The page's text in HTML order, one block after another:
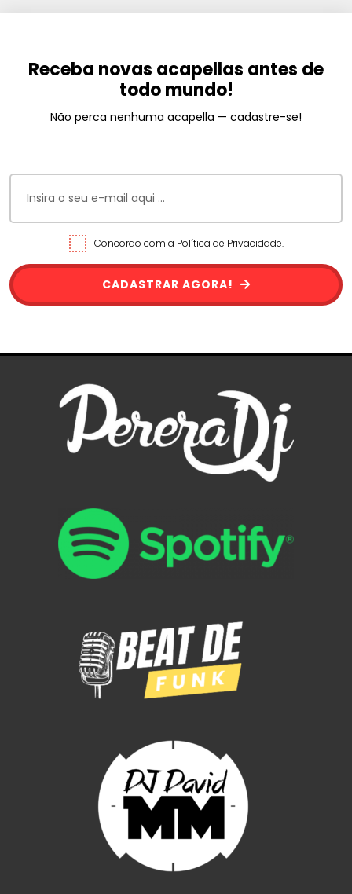
Receba novas acapellas antes de
todo mundo!
Não perca nenhuma acapella — cadastre-se!
Concordo com a Política de Privacidade.
CADASTRAR AGORA!